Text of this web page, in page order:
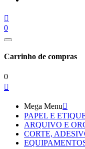

0
Carrinho de compras
0

Mega Menu
PAPEL E
ARQUIVO E
CORTE,